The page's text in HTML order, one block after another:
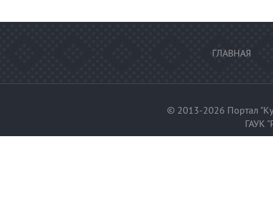
ГЛАВНАЯ
© 2013-2026 Портал
ГАУК